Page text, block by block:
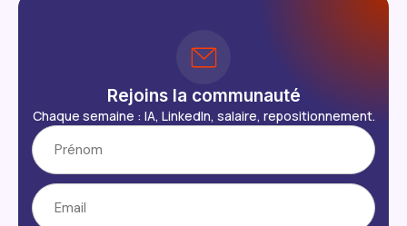
Rejoins la communauté
Chaque semaine : IA, LinkedIn, salaire, repositionnement.